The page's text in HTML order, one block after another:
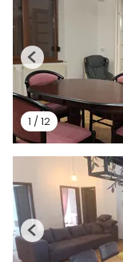
1 /12
Previous
Previous